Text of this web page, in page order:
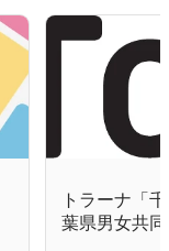
トラーナ「
葉県男女共